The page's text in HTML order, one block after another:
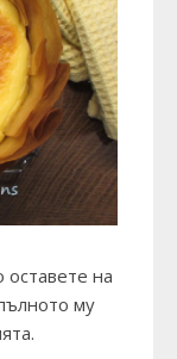
оставете на
му